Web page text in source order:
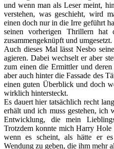
und wenn man als Leser meint,
verstehen, was geschieht, wird
einen doch nur in die Irre geführt
seinen vorherigen Thrillern hat
zusammengeknüpft und umgesetzt.
Auch dieses Mal lässt Nesbo
agieren. Dabei wechselt er aber
zum einen die Ermittler und
aber auch hinter die Fassade des
einen guten Überblick und doch
wirklich hintersteckt.
Es dauert hier tatsächlich recht
erhält und ich muss gestehen,
Entwicklung, die mein
Trotzdem konnte mich Harry Hole
wenn es scheint, als hätte er
Wendung zu geben, die ihm mehr